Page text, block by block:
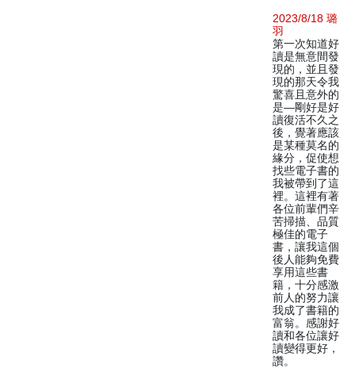
2023/8/18 璐
羽
第一次知道好
讀是無意間發
現的，並且發
現的那天令我
驚喜且意外的
是—剛好是好
讀復活不久之
後，覺著應該
是某種莫名的
緣分，促使想
找些電子書的
我被帶到了這
裡。這裡有著
各位前輩們辛
苦掃描、品質
極佳的電子
書，讓我這個
後人能夠免費
享用這些書
籍，十分感激
前人的努力讓
我成了書籍的
富翁。感謝好
讀和各位讓好
讀變得更好，
讚。